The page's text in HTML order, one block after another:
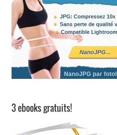
3 ebooks gratuits!